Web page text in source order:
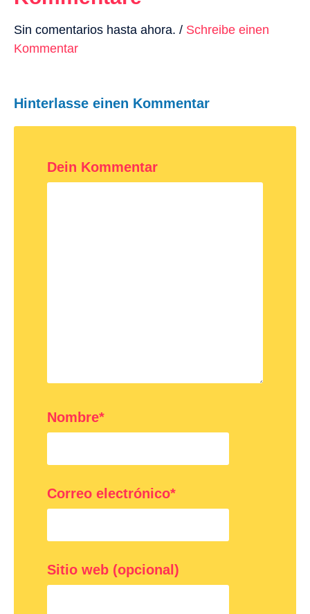
Sin comentarios hasta ahora. / Schreibe einen
Kommentar
Hinterlasse einen Kommentar
Dein Kommentar
Nombre*
Correo electrónico*
Sitio web (opcional)